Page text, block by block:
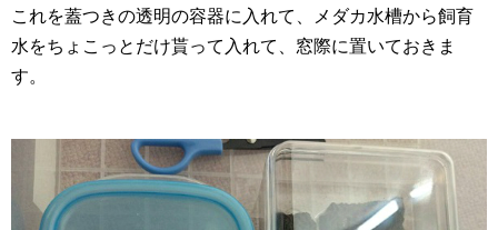
これを蓋つきの透明の容器に入れて、メダカ水槽から飼育
水をちょこっとだけ貰って入れて、窓際に置いておきま
す。